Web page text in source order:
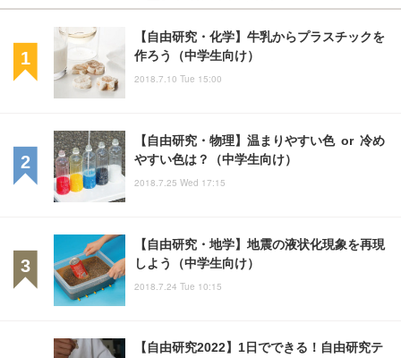
【自由研究・化学】牛乳からプラスチックを
作ろう（中学生向け）
2018.7.10 Tue 15:00
【自由研究・物理】温まりやすい色 or 冷め
やすい色は？（中学生向け）
2018.7.25 Wed 17:15
【自由研究・地学】地震の液状化現象を再現
しよう（中学生向け）
2018.7.24 Tue 10:15
【自由研究2022】1日でできる！自由研究テ